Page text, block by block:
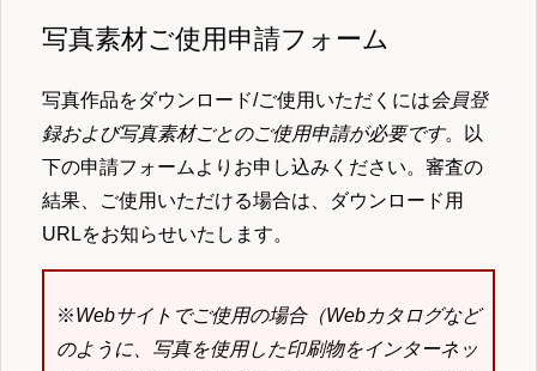
写真素材ご使用申請フォーム
写真作品をダウンロード/ご使用いただくには会員登
録および写真素材ごとのご使用申請が必要です。以
下の申請フォームよりお申し込みください。審査の
結果、ご使用いただける場合は、ダウンロード用
URLをお知らせいたします。
※Webサイトでご使用の場合（Webカタログなど
のように、写真を使用した印刷物をインターネッ